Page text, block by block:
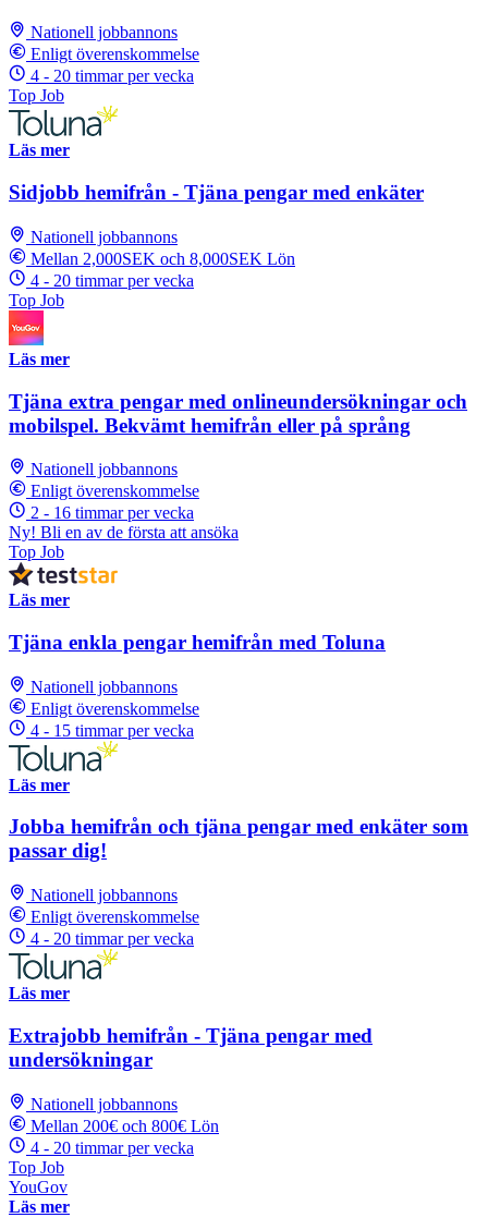
Nationell jobbannons
Enligt överenskommelse
4 - 20 timmar per vecka
Top Job
Läs mer
Sidjobb hemifrån - Tjäna pengar med enkäter
Nationell jobbannons
Mellan 2,000SEK och 8,000SEK Lön
4 - 20 timmar per vecka
Top Job
Läs mer
Tjäna extra pengar med onlineundersökningar och
mobilspel. Bekvämt hemifrån eller på språng
Nationell jobbannons
Enligt överenskommelse
2 - 16 timmar per vecka
Ny! Bli en av de första att ansöka
Top Job
Läs mer
Tjäna enkla pengar hemifrån med Toluna
Nationell jobbannons
Enligt överenskommelse
4 - 15 timmar per vecka
Läs mer
Jobba hemifrån och tjäna pengar med enkäter som
passar dig!
Nationell jobbannons
Enligt överenskommelse
4 - 20 timmar per vecka
Läs mer
Extrajobb hemifrån - Tjäna pengar med
undersökningar
Nationell jobbannons
Mellan 200€ och 800€ Lön
4 - 20 timmar per vecka
Top Job
YouGov
Läs mer